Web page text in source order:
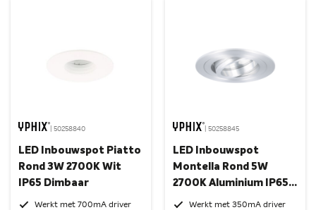
| 50258840
LED Inbouwspot Piatto
Rond 3W 2700K Wit
IP65 Dimbaar
Werkt met 700mA driver
| 50258845
LED Inbouwspot
Montella Rond 5W
2700K Aluminium IP65
Dimbaar Kantelbaar
Werkt met 350mA driver